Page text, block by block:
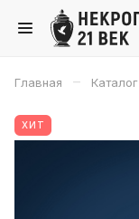
Главная – Каталог
ХИТ